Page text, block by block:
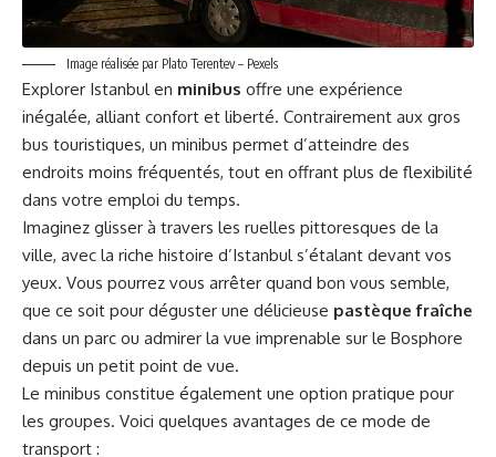
Image réalisée par Plato Terentev – Pexels
Explorer Istanbul en minibus offre une expérience
inégalée, alliant confort et liberté. Contrairement aux gros
bus touristiques, un minibus permet d’atteindre des
endroits moins fréquentés, tout en offrant plus de flexibilité
dans votre emploi du temps.
Imaginez glisser à travers les ruelles pittoresques de la
ville, avec la riche histoire d’Istanbul s’étalant devant vos
yeux. Vous pourrez vous arrêter quand bon vous semble,
que ce soit pour déguster une délicieuse pastèque fraîche
dans un parc ou admirer la vue imprenable sur le Bosphore
depuis un petit point de vue.
Le minibus constitue également une option pratique pour
les groupes. Voici quelques avantages de ce mode de
transport :